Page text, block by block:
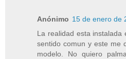
Anónimo 15 de enero de
La realidad esta instalada
sentido comun y este me
modelo. No quiero